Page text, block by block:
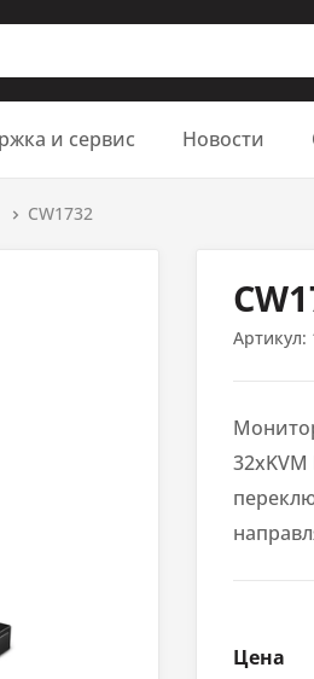
и сервис Новости
CW1732
Артикул:
32xKVM
Цена